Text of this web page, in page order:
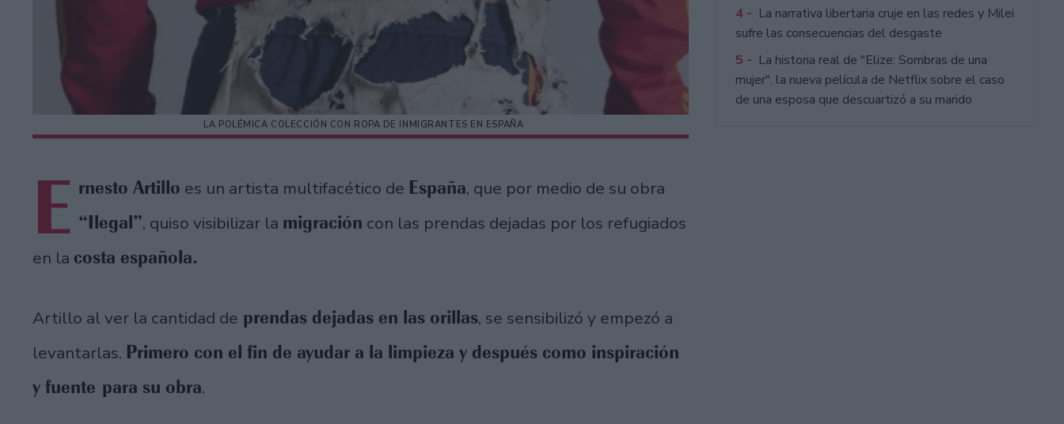
LA POLÉMICA COLECCIÓN CON ROPA DE INMIGRANTES EN ESPAÑA
E rnesto Artillo es un artista multifacético de España, que por medio de su obra
“Ilegal”, quiso visibilizar la migración con las prendas dejadas por los refugiados
en la costa española.
Artillo al ver la cantidad de prendas dejadas en las orillas, se sensibilizó y empezó a
levantarlas. Primero con el fin de ayudar a la limpieza y después como inspiración
y fuente para su obra.
4 - La narrativa libertaria cruje en las redes y Milei
sufre las consecuencias del desgaste
5 - La historia real de "Elize: Sombras de una
mujer", la nueva película de Netflix sobre el caso
de una esposa que descuartizó a su marido